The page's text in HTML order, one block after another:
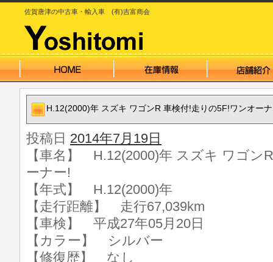
佐賀唐津の中古車・輸入車 (有)吉富商会
H.12(2000)年 スズキ ワゴンR 車検付!走りの5F!ワンオー
投稿日 2014年7月19日
【車名】 H.12(2000)年 スズキ ワゴン
ーナー!
【年式】 H.12(2000)年
【走行距離】 走行67,039km
【車検】 平成27年05月20日
【カラー】 シルバー
【修復歴】 なし